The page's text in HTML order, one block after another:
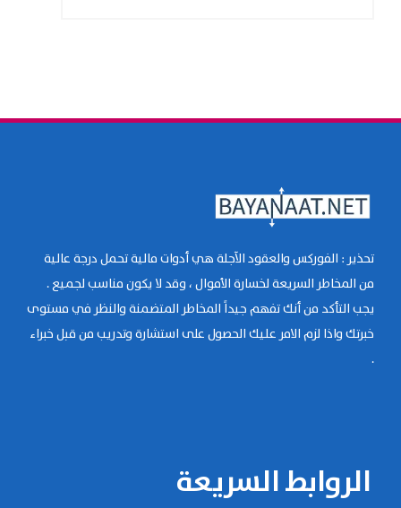
تحذير : الفوركس والعقود الآجلة هي أدوات مالية تحمل درجة عالية
من المخاطر السريعة لخسارة الأموال ، وقد لا يكون مناسب لجميع .
يجب التأكد من أنك تفهم جيداً المخاطر المتضمنة والنظر في مستوى
خبرتك واذا لزم الامر عليك الحصول على استشارة وتدريب من قبل خبراء
.
الروابط السريعة